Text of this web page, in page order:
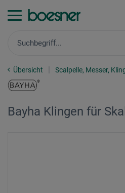
Übersicht Scalpelle, Messer,
Bayha Klingen für